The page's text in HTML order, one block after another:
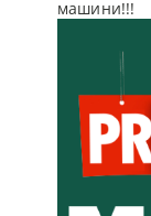
машини!!!